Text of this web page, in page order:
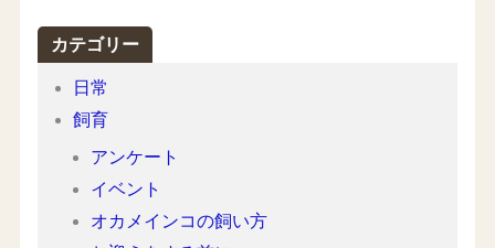
カテゴリー
日常
飼育
アンケート
イベント
オカメインコの飼い方